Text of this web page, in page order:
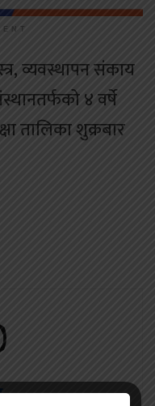
व्यवस्थापन संकाय
४ वर्षे
तालिका शुक्रबार